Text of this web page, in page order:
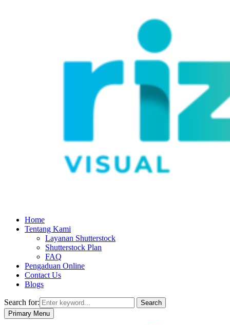
Home
Tentang Kami
Layanan Shutterstock
Shutterstock Plan
FAQ
Pengaduan Online
Contact Us
Blogs
Search for:
Search
Primary Menu